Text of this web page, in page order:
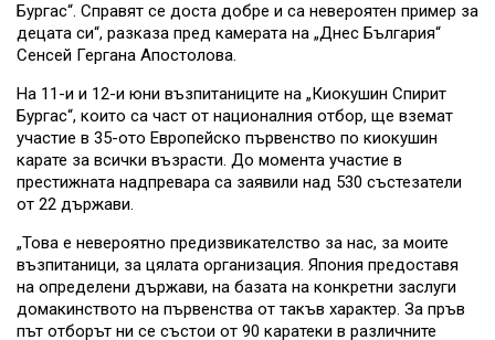
Бургас“. Справят се доста добре и са невероятен пример за
децата си“, разказа пред камерата на „Днес България“
Сенсей Гергана Апостолова.
На 11-и и 12-и юни възпитаниците на „Киокушин Спирит
Бургас“, които са част от националния отбор, ще вземат
участие в 35-ото Европейско първенство по киокушин
карате за всички възрасти. До момента участие в
престижната надпревара са заявили над 530 състезатели
от 22 държави.
„Това е невероятно предизвикателство за нас, за моите
възпитаници, за цялата организация. Япония предоставя
на определени държави, на базата на конкретни заслуги
домакинството на първенства от такъв характер. За пръв
път отборът ни се състои от 90 каратеки в различните